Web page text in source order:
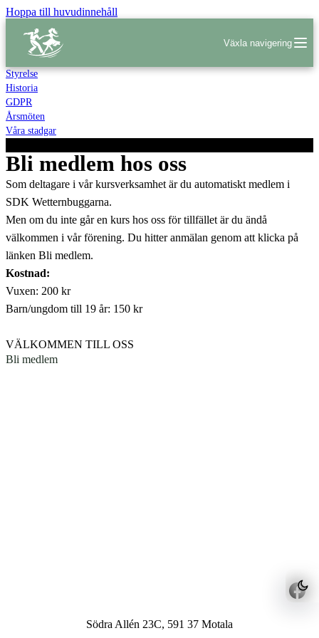
Hoppa till huvudinnehåll
Växla navigering
Styrelse
Historia
GDPR
Årsmöten
Våra stadgar
Bli medlem hos oss
Som deltagare i vår kursverksamhet är du automatiskt medlem i
SDK Wetternbuggarna.
Men om du inte går en kurs hos oss för tillfället är du ändå
välkommen i vår förening. Du hitter anmälan genom att klicka på
länken Bli medlem.
Kostnad:
Vuxen: 200 kr
Barn/ungdom till 19 år: 150 kr
VÄLKOMMEN TILL OSS
Bli medlem
Södra Allén 23C, 591 37 Motala